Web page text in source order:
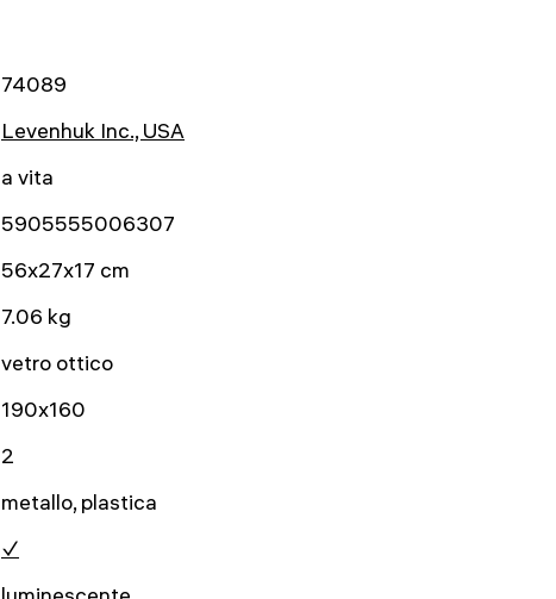
74089
Levenhuk Inc., USA
a vita
5905555006307
56x27x17 cm
7.06 kg
vetro ottico
190x160
2
metallo, plastica
✓